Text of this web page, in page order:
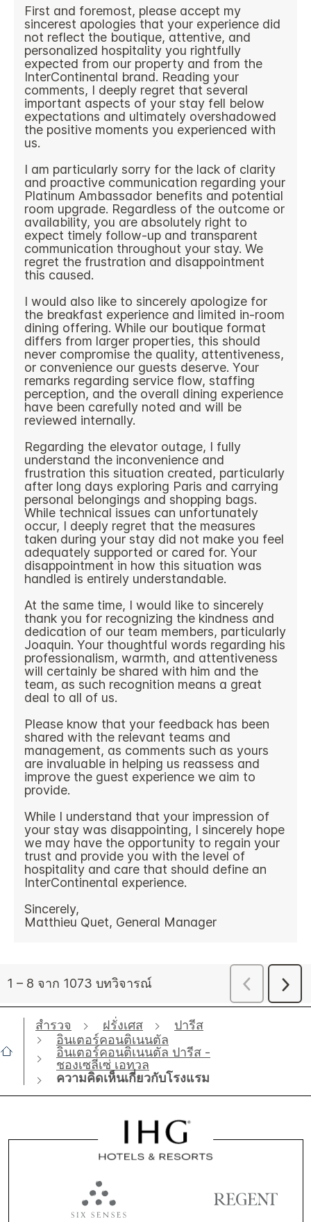
สำรวจ ฝรั่งเศส
ปารีส
อินเตอร์คอนติเนนตัล
อินเตอร์คอนติเนนตัล ปารีส -
ชองเซลีเซ่ เอทวล
ความคิดเห็นเกี่ยวกับโรงแรม